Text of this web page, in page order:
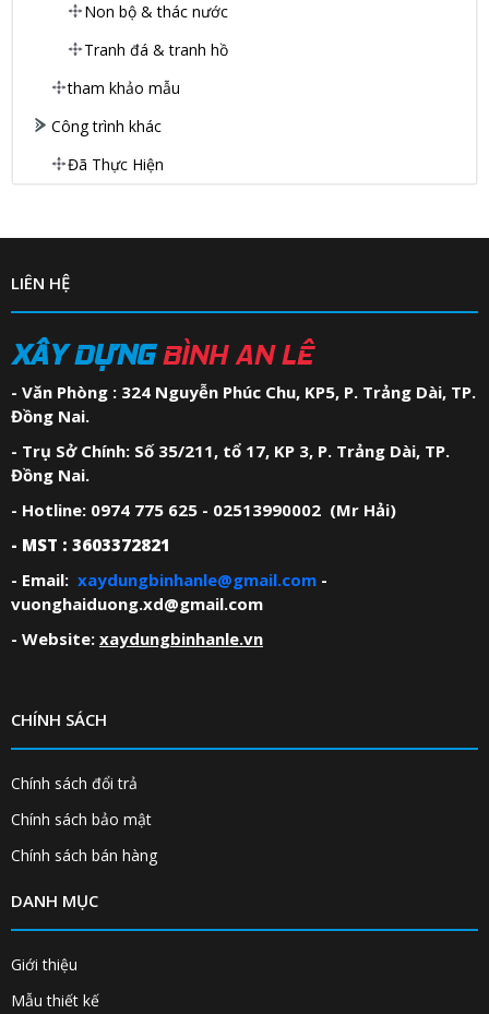
Non bộ & thác nước
Tranh đá & tranh hồ
tham khảo mẫu
Công trình khác
Đã Thực Hiện
LIÊN HỆ
XÂY DỰNG BÌNH AN LÊ
- Văn Phòng : 324 Nguyễn Phúc Chu, KP5, P. Trảng Dài, TP.
Đồng Nai.
- Trụ Sở Chính: Số 35/211, tổ 17, KP 3, P. Trảng Dài, TP.
Đồng Nai.
- Hotline: 0974 775 625 - 02513990002 (Mr Hải)
- MST : 3603372821
- Email: xaydungbinhanle@gmail.com -
vuonghaiduong.xd@gmail.com
- Website: xaydungbinhanle.vn
CHÍNH SÁCH
Chính sách đổi trả
Chính sách bảo mật
Chính sách bán hàng
DANH MỤC
Giới thiệu
Mẫu thiết kế